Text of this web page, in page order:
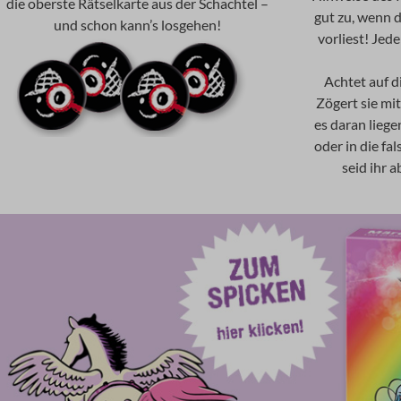
und schon kann’s losgehen!
gut zu, wenn
vorliest!
Achtet auf
Zögert sie
es daran
oder in die
seid ihr